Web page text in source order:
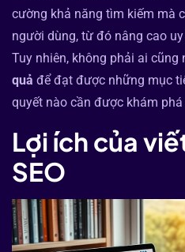
cường khả năng tìm kiếm mà
người dùng, từ đó nâng cao
Tuy nhiên, không phải ai cũng
quả để đạt được những mục
quyết nào cần được khám phá
Lợi ích của
SEO